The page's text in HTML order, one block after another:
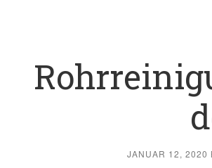
JANUAR 12, 2020